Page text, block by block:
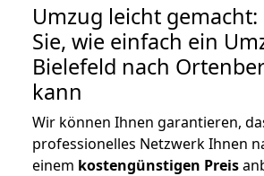
Umzug leicht
Sie, wie einfach ein
Bielefeld nach
kann
Wir können Ihnen garantieren,
professionelles Netzwerk Ihnen
einem kostengünstigen Preis